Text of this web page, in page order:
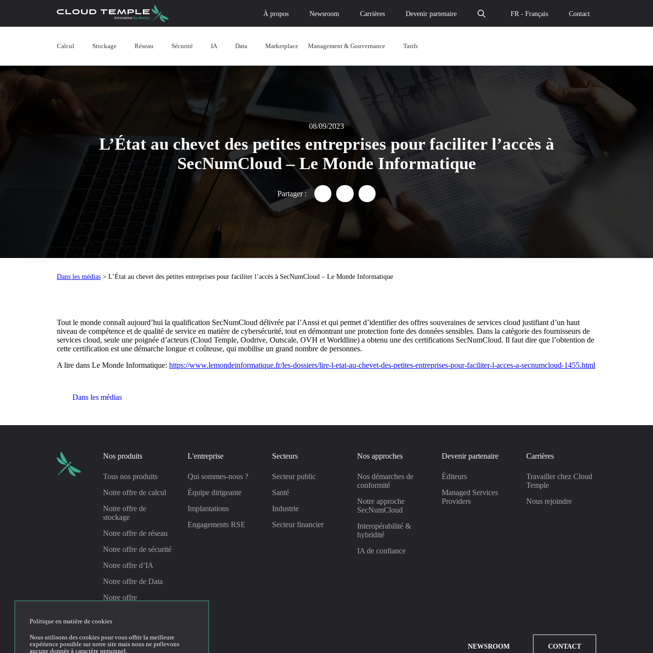
À propos Newsroom Carrières Devenir partenaire FR - Français Contact
Calcul Stockage Réseau Sécurité IA Data Marketplace Management & Gouvernance Tarifs
08/09/2023
L’État au chevet des petites entreprises pour faciliter l’accès à
SecNumCloud – Le Monde Informatique
Partager : Partager "L’État au chevet des petites entreprises pour faciliter l’accès à
Partager "L’État au chevet des petites entreprises pour faciliter l’accès à
Partager "L’État au chevet des petites entreprises pour faciliter l’accès à
Dans les médias > L’État au chevet des petites entreprises pour faciliter l’accès à SecNumCloud – Le Monde Informatique
Tout le monde connaît aujourd’hui la qualification SecNumCloud délivrée par l’Anssi et qui permet d’identifier des offres souveraines de services cloud justifiant d’un haut
niveau de compétence et de qualité de service en matière de cybersécurité, tout en démontrant une protection forte des données sensibles. Dans la catégorie des fournisseurs de
services cloud, seule une poignée d’acteurs (Cloud Temple, Oodrive, Outscale, OVH et Worldline) a obtenu une des certifications SecNumCloud. Il faut dire que l’obtention de
cette certification est une démarche longue et coûteuse, qui mobilise un grand nombre de personnes.
A lire dans Le Monde Informatique: https://www.lemondeinformatique.fr/les-dossiers/lire-l-etat-au-chevet-des-petites-entreprises-pour-faciliter-l-acces-a-secnumcloud-1455.html
Dans les médias
Nos produits
Tous nos produits
Notre offre de calcul
Notre offre de
stockage
Notre offre de réseau
Notre offre de sécurité
Notre offre d’IA
Notre offre de Data
Notre offre
L'entreprise
Qui sommes-nous ?
Équipe dirigeante
Implantations
Engagements RSE
Secteurs
Secteur public
Santé
Industrie
Secteur financier
Nos approches
Nos démarches de
conformité
Notre approche
SecNumCloud
Interopérabilité &
hybridité
IA de confiance
Devenir partenaire
Éditeurs
Managed Services
Providers
Carrières
Travailler chez Cloud
Temple
Nous rejoindre
LinkedinYoutube NEWSROOM CONTACT
Politique en matière de cookies
Nous utilisons des cookies pour vous offrir la meilleure
expérience possible sur notre site mais nous ne prélevons
aucune donnée à caractère personnel.